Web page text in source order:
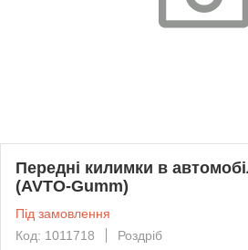
Передні килимки в
(AVTO-Gumm)
Під замовлення
Код: 1011718
Роздріб